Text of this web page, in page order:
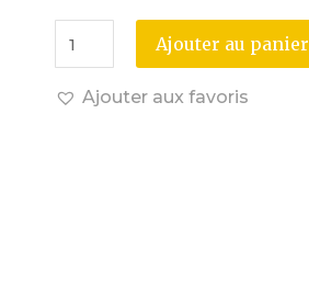
Ajouter au panier
Ajouter aux favoris